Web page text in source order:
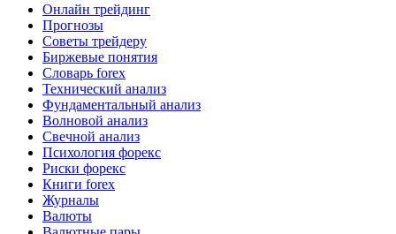
Онлайн трейдинг
Прогнозы
Советы трейдеру
Биржевые понятия
Словарь forex
Технический анализ
Фундаментальный анализ
Волновой анализ
Свечной анализ
Психология форекс
Риски форекс
Книги forex
Журналы
Валюты